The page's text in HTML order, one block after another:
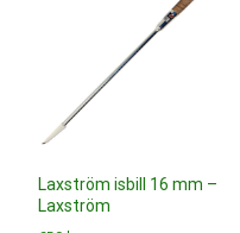
Laxström isbill 16 mm –
Laxström